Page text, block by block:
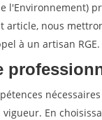
l'Environnement)
nous
à un artisan RGE.
En